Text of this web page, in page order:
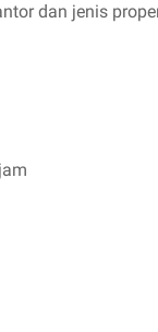
dan jenis